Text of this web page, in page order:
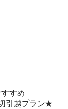
すめ
引越プラン★